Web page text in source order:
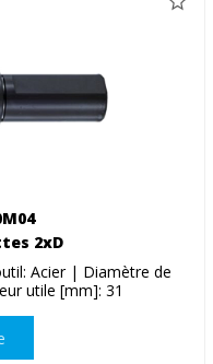
2xD
Acier | Diamètre de
utile [mm]: 31